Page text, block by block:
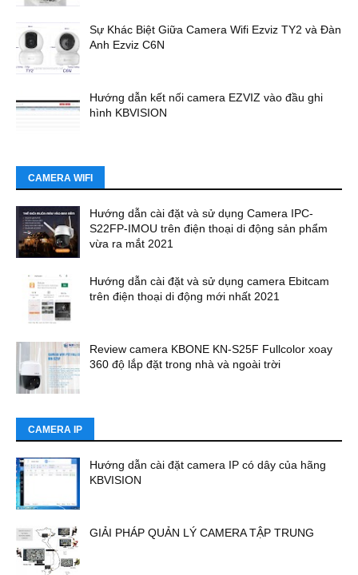
Sự Khác Biệt Giữa Camera Wifi Ezviz TY2 và Đàn
Anh Ezviz C6N
Hướng dẫn kết nối camera EZVIZ vào đầu ghi
hình KBVISION
CAMERA WIFI
Hướng dẫn cài đặt và sử dụng Camera IPC-
S22FP-IMOU trên điện thoại di động sản phẩm
vừa ra mắt 2021
Hướng dẫn cài đặt và sử dụng camera Ebitcam
trên điện thoại di động mới nhất 2021
Review camera KBONE KN-S25F Fullcolor xoay
360 độ lắp đặt trong nhà và ngoài trời
CAMERA IP
Hướng dẫn cài đặt camera IP có dây của hãng
KBVISION
GIẢI PHÁP QUẢN LÝ CAMERA TẬP TRUNG